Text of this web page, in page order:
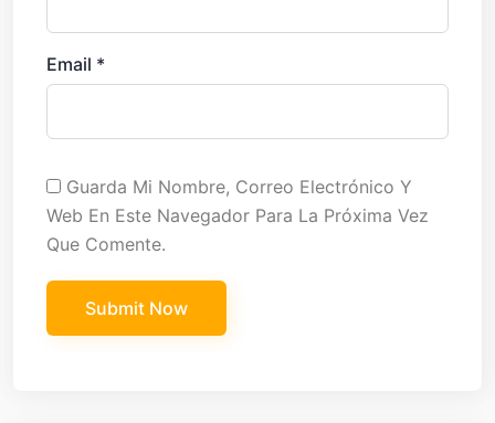
Email *
Guarda Mi Nombre, Correo Electrónico Y
Web En Este Navegador Para La Próxima Vez
Que Comente.